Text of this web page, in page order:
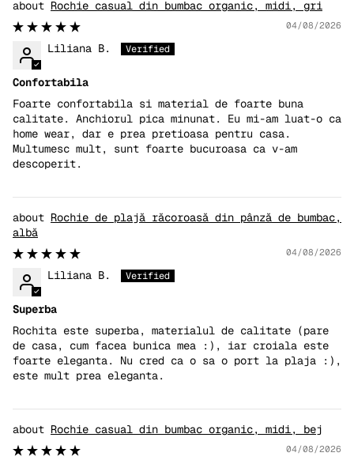
Rochie casual din bumbac organic, midi, gri
04/08/2026
Liliana B.
Confortabila
Foarte confortabila si material de foarte buna
calitate. Anchiorul pica minunat. Eu mi-am luat-o ca
home wear, dar e prea pretioasa pentru casa.
Multumesc mult, sunt foarte bucuroasa ca v-am
descoperit.
Rochie de plajă răcoroasă din pânză de bumbac,
albă
04/08/2026
Liliana B.
Superba
Rochita este superba, materialul de calitate (pare
de casa, cum facea bunica mea :), iar croiala este
foarte eleganta. Nu cred ca o sa o port la plaja :),
este mult prea eleganta.
Rochie casual din bumbac organic, midi, bej
04/08/2026